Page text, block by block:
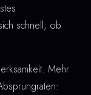
schnell, ob
Mehr